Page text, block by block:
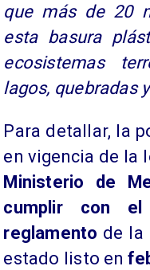
que más de 20
esta basura
ecosistemas
lagos, quebradas
Para detallar, la
en vigencia de la
Ministerio de
cumplir con
reglamento de la
estado listo en